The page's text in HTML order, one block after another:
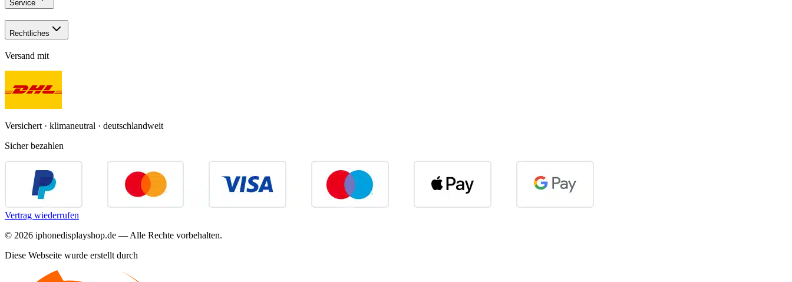
Service
Rechtliches
Versand mit
Versichert · klimaneutral · deutschlandweit
Sicher bezahlen
Vertrag wiederrufen
© 2026 iphonedisplayshop.de — Alle Rechte vorbehalten.
Diese Webseite wurde erstellt durch